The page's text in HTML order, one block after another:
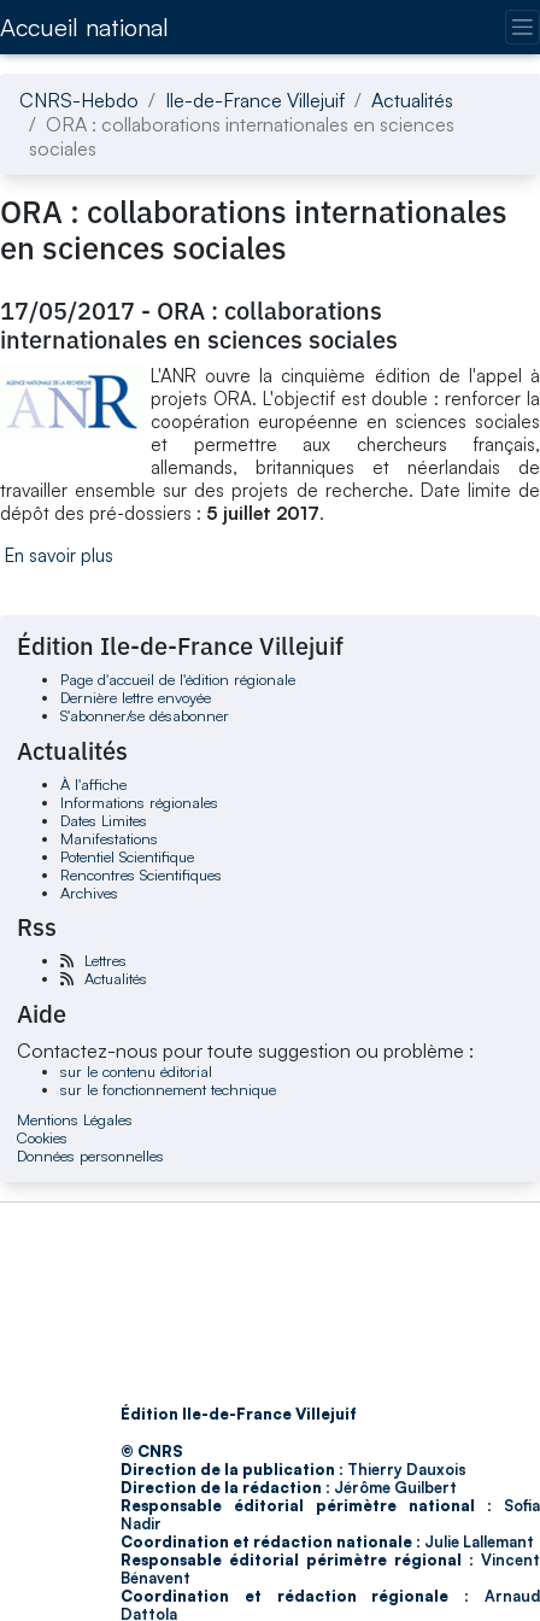
Accueil national
CNRS-Hebdo Ile-de-France Villejuif
Actualités
ORA : collaborations internationales en sciences
sociales
ORA : collaborations internationales
en sciences sociales
17/05/2017 - ORA : collaborations
internationales en sciences sociales
L'ANR ouvre la cinquième édition de l'appel à
projets ORA. L'objectif est double : renforcer la
coopération européenne en sciences sociales
et permettre aux chercheurs français,
allemands, britanniques et néerlandais de
travailler ensemble sur des projets de recherche. Date limite de
dépôt des pré-dossiers : 5 juillet 2017.
En savoir plus
Édition Ile-de-France Villejuif
Page d'accueil de l'édition régionale
Dernière lettre envoyée
S'abonner/se désabonner
Actualités
À l'affiche
Informations régionales
Dates Limites
Manifestations
Potentiel Scientifique
Rencontres Scientifiques
Archives
Rss
Lettres
Actualités
Aide
Contactez-nous pour toute suggestion ou problème :
sur le contenu éditorial
sur le fonctionnement technique
Mentions Légales
Cookies
Données personnelles
Édition Ile-de-France Villejuif
© CNRS
Direction de la publication : Thierry Dauxois
Direction de la rédaction : Jérôme Guilbert
Responsable éditorial périmètre national : Sofia
Nadir
Coordination et rédaction nationale : Julie Lallemant
Responsable éditorial périmètre régional : Vincent
Bénavent
Coordination et rédaction régionale : Arnaud
Dattola